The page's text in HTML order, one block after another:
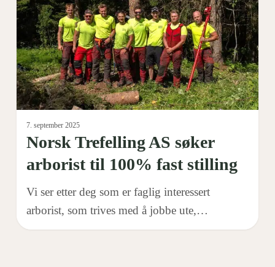
søker
arborist
til
100%
fast
stilling
7. september 2025
Norsk Trefelling AS søker
arborist til 100% fast stilling
Vi ser etter deg som er faglig interessert
arborist, som trives med å jobbe ute,…